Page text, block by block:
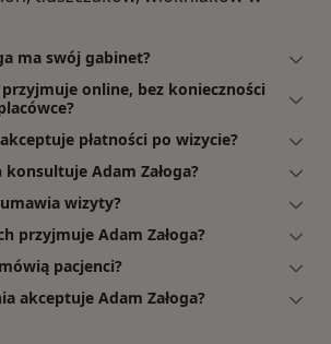
ma swój gabinet?
przyjmuje online, bez konieczności
płatności po wizycie?
Adam Załoga?
umawia wizyty?
przyjmuje Adam Załoga?
pacjenci?
akceptuje Adam Załoga?